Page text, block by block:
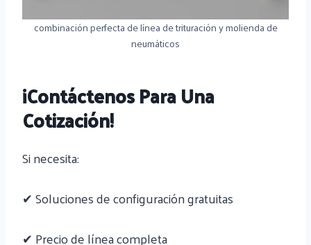
combinación perfecta de línea de trituración y molienda de
neumáticos
¡Contáctenos Para Una
Cotización!
Si necesita:
✔ Soluciones de configuración gratuitas
✔ Precio de línea completa